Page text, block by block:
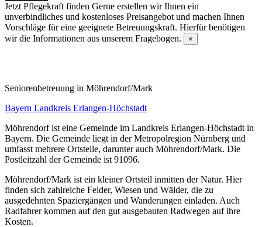
Jetzt Pflegekraft finden Gerne erstellen wir Ihnen ein
unverbindliches und kostenloses Preisangebot und machen Ihnen
Vorschläge für eine geeignete Betreuungskraft. Hierfür benötigen
wir die Informationen aus unserem Fragebogen.
×
Senioren­betreuung in Möhrendorf/Mark
Bayern Landkreis Erlangen-Höchstadt
Möhrendorf ist eine Gemeinde im Landkreis Erlangen-Höchstadt in
Bayern. Die Gemeinde liegt in der Metropolregion Nürnberg und
umfasst mehrere Ortsteile, darunter auch Möhrendorf/Mark. Die
Postleitzahl der Gemeinde ist 91096.
Möhrendorf/Mark ist ein kleiner Ortsteil inmitten der Natur. Hier
finden sich zahlreiche Felder, Wiesen und Wälder, die zu
ausgedehnten Spaziergängen und Wanderungen einladen. Auch
Radfahrer kommen auf den gut ausgebauten Radwegen auf ihre
Kosten.